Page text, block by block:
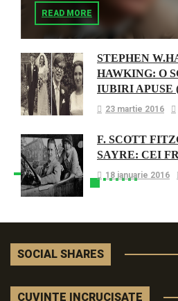
READ MORE
STEPHEN
HAWKING: O
IUBIRI APUSE
23 martie 2016
F. SCOTT
SAYRE: CEI
18 ianuarie 2016
SOCIAL SHARES
CUVINTE INCRUCISATE